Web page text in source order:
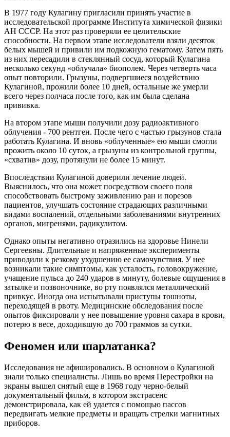
В 1977 году Кулагину пригласили принять участие в
исследовательской программе Института химической физики
АН СССР. На этот раз проверяли ее целительские
способности. На первом этапе исследователи взяли десяток
белых мышей и привили им подкожную гематому. Затем пять
из них пересадили в стеклянный сосуд, который Кулагина
несколько секунд «облучала» биополем. Через четверть часа
опыт повторили. Грызуны, подвергшиеся воздействию
Кулагиной, прожили более 10 дней, остальные же умерли
всего через полчаса после того, как им была сделана
прививка.
На втором этапе мыши получили дозу радиоактивного
облучения - 700 рентген. После чего с частью грызунов стала
работать Кулагина. И вновь «облученные» ею мыши смогли
прожить около 10 суток, а грызуны из контрольной группы,
«схватив» дозу, протянули не более 15 минут.
Впоследствии Кулагиной доверили лечение людей.
Выяснилось, что она может посредством своего поля
способствовать быстрому заживлению ран и порезов
пациентов, улучшать состояние страдающих различными
видами воспалений, отдельными заболеваниями внутренних
органов, мигренями, радикулитом.
Однако опыты негативно отразились на здоровье Нинели
Сергеевны. Длительные и напряженные эксперименты
приводили к резкому ухудшению ее самочувствия. У нее
возникали такие симптомы, как усталость, головокружение,
учащение пульса до 240 ударов в минуту, болевые ощущения в
затылке и позвоночнике, во рту появлялся металлический
привкус. Иногда она испытывали приступы тошноты,
переходящей в рвоту. Медицинские обследования после
опытов фиксировали у нее повышение уровня сахара в крови,
потерю в весе, доходившую до 700 граммов за сутки.
Феномен или шарлатанка?
Исследования не афишировались. В основном о Кулагиной
знали только специалисты. Лишь во время Перестройки на
экраны вышел снятый еще в 1968 году черно-белый
документальный фильм, в котором экстрасенс
демонстрировала, как ей удается с помощью пассов
передвигать мелкие предметы и вращать стрелки магнитных
приборов.